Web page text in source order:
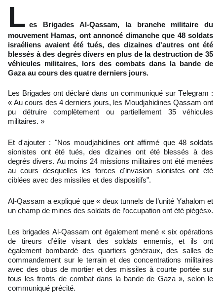
L es Brigades Al-Qassam, la branche militaire du
mouvement Hamas, ont annoncé dimanche que 48 soldats
israéliens avaient été tués, des dizaines d'autres ont été
blessés à des degrés divers en plus de la destruction de 35
véhicules militaires, lors des combats dans la bande de
Gaza au cours des quatre derniers jours.
Les Brigades ont déclaré dans un communiqué sur Telegram :
« Au cours des 4 derniers jours, les Moudjahidines Qassam ont
pu détruire complètement ou partiellement 35 véhicules
militaires. »
Et d'ajouter : "Nos moudjahidines ont affirmé que 48 soldats
sionistes ont été tués, des dizaines ont été blessés à des
degrés divers. Au moins 24 missions militaires ont été menées
au cours desquelles les forces d'invasion sionistes ont été
ciblées avec des missiles et des dispositifs".
Al-Qassam a expliqué que « deux tunnels de l’unité Yahalom et
un champ de mines des soldats de l’occupation ont été piégés».
Les brigades Al-Qassam ont également mené « six opérations
de tireurs d’élite visant des soldats ennemis, et ils ont
également bombardé des quartiers généraux, des salles de
commandement sur le terrain et des concentrations militaires
avec des obus de mortier et des missiles à courte portée sur
tous les fronts de combat dans la bande de Gaza », selon le
communiqué précité.